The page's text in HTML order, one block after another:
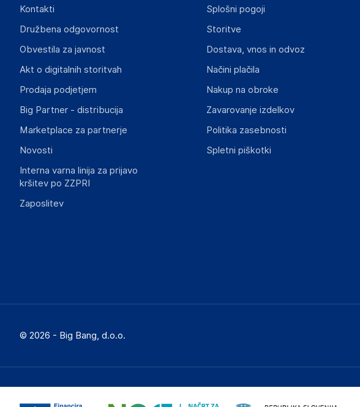
Kontakti
Družbena odgovornost
Obvestila za javnost
Akt o digitalnih storitvah
Prodaja podjetjem
Big Partner - distribucija
Marketplace za partnerje
Novosti
Interna varna linija za prijavo
kršitev po ZZPRI
Zaposlitev
Splošni pogoji
Storitve
Dostava, vnos in odvoz
Načini plačila
Nakup na obroke
Zavarovanje izdelkov
Politika zasebnosti
Spletni piškotki
© 2026 - Big Bang, d.o.o.